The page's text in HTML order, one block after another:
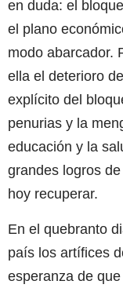
en duda: el
el plano
modo abarcador.
ella el deterioro
explícito del
penurias y la
educación y la
grandes logros
hoy recuperar.
En el quebranto
país los artífices
esperanza de